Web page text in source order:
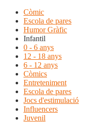
Còmic
Escola de pares
Humor Gràfic
Infantil
0 - 6 anys
12 - 18 anys
6 - 12 anys
Còmics
Entreteniment
Escola de pares
Jocs d'estimulació
Influencers
Juvenil